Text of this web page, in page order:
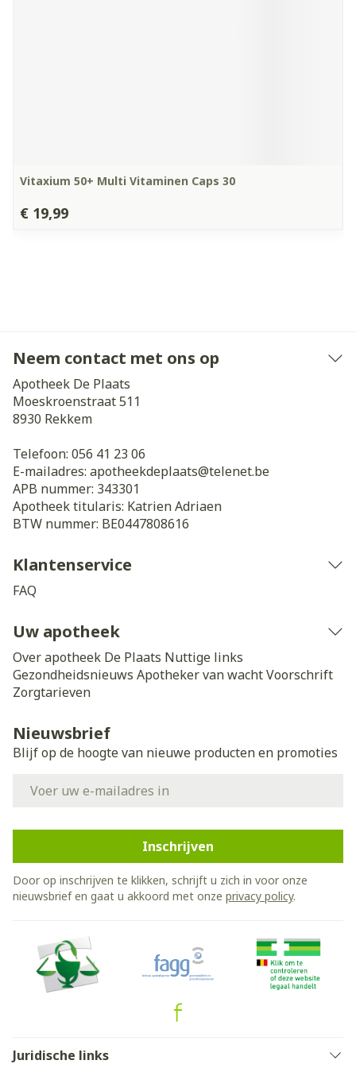
Vitaxium 50+ Multi Vitaminen Caps 30
€ 19,99
Neem contact met ons op
Apotheek De Plaats
Moeskroenstraat 511
8930 Rekkem
Telefoon: 056 41 23 06
E-mailadres: apotheekdeplaats@telenet.be
APB nummer: 343301
Apotheek titularis: Katrien Adriaen
BTW nummer: BE0447808616
Klantenservice
FAQ
Uw apotheek
Over apotheek De Plaats Nuttige links
Gezondheidsnieuws Apotheker van wachtVoorschrift
Zorgtarieven
Nieuwsbrief
Blijf op de hoogte van nieuwe producten en promoties
Inschrijven
Door op inschrijven te klikken, schrijft u zich in voor onze
nieuwsbrief en gaat u akkoord met onze privacy policy.
Juridische links